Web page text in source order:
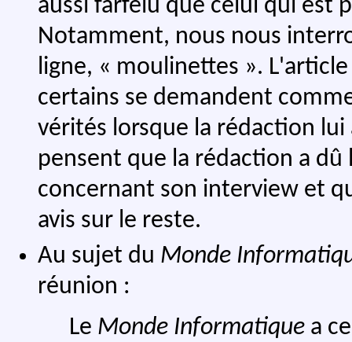
aussi farfelu que celui qui est
Notamment, nous nous
ligne, « moulinettes ».
certains se demandent
vérités lorsque la rédaction
pensent que la rédaction a
concernant son interview et
avis sur le reste.
Au sujet du Monde
réunion :
Le Monde Informatique a